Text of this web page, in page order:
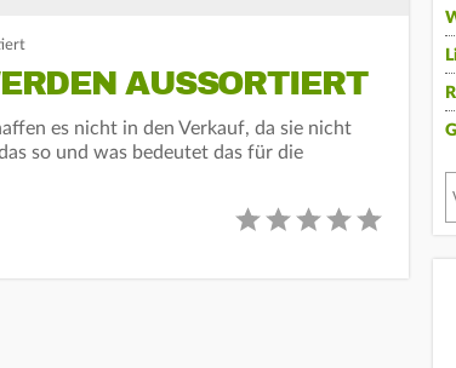
AUSSORTIERT
es nicht in den Verkauf, da sie nicht
so und was bedeutet das für die